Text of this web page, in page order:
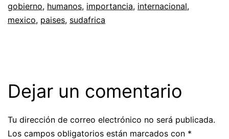
gobierno, humanos, importancia, internacional,
mexico, paises, sudafrica
Dejar un comentario
Tu dirección de correo electrónico no será publicada.
Los campos obligatorios están marcados con *